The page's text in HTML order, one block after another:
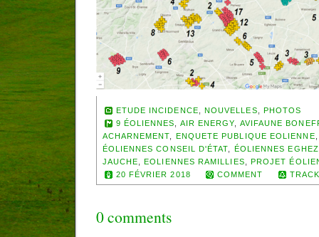
ETUDE INCIDENCE NOUVELLES
PHOTOS
9 ÉOLIENNES
AIR ENERGY
AVIFAUNE
ACHARNEMENT
ENQUETE PUBLIQUE EOLIENNE
ÉOLIENNES CONSEIL D'ÉTAT
ÉOLIENNES
JAUCHE ,EOLIENNES RAMILLIES
PROJET
20 FÉVRIER 2018
COMMENT
0 comments